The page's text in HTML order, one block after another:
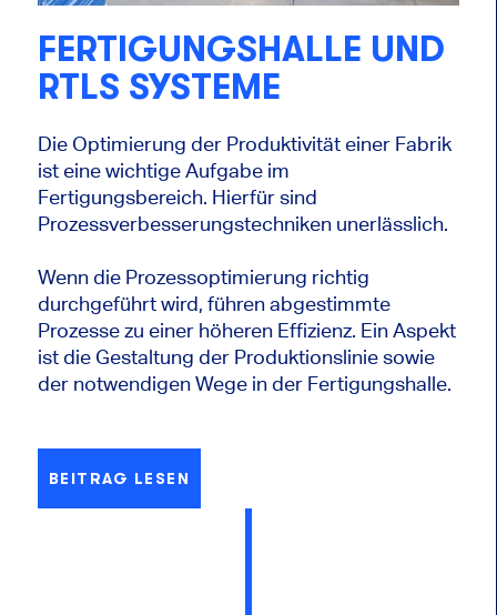
FERTIGUNGSHALLE UND
RTLS SYSTEME
Die Optimierung der Produktivität einer Fabrik
ist eine wichtige Aufgabe im
Fertigungsbereich. Hierfür sind
Prozessverbesserungstechniken unerlässlich.
Wenn die Prozessoptimierung richtig
durchgeführt wird, führen abgestimmte
Prozesse zu einer höheren Effizienz. Ein Aspekt
ist die Gestaltung der Produktionslinie sowie
der notwendigen Wege in der Fertigungshalle.
BEITRAG LESEN